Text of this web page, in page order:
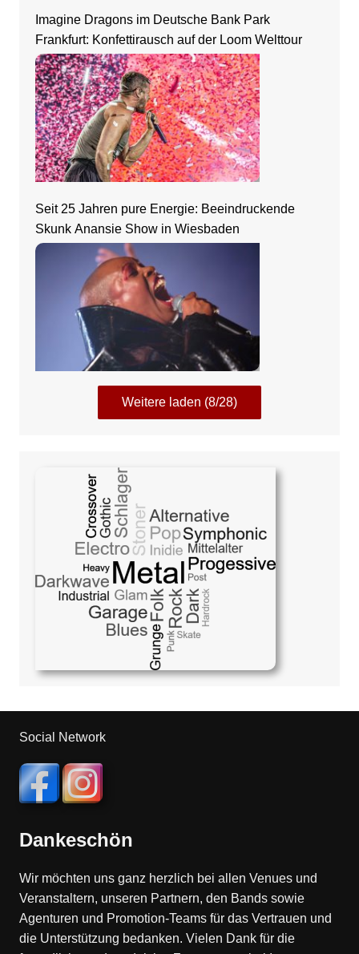
Imagine Dragons im Deutsche Bank Park
Frankfurt: Konfettirausch auf der Loom Welttour
Seit 25 Jahren pure Energie: Beeindruckende
Skunk Anansie Show in Wiesbaden
Weitere laden (8/28)
Social Network
Dankeschön
Wir möchten uns ganz herzlich bei allen Venues und
Veranstaltern, unseren Partnern, den Bands sowie
Agenturen und Promotion-Teams für das Vertrauen und
die Unterstützung bedanken. Vielen Dank für die